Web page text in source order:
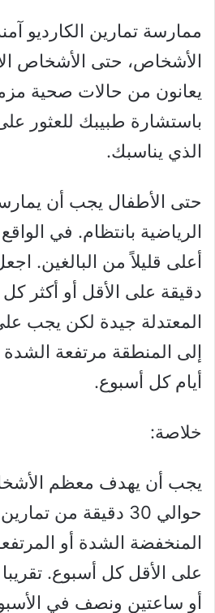
ممارسة تمارين الكارديو
الأشخاص، حتى الأشخاص
يعانون من حالات صحية
باستشارة طبيبك للعثور
الذي يناسبك.
حتى الأطفال يجب أن
الرياضية بانتظام. في
دقيقة على الأقل أو أكثر
المعتدلة جيدة لكن يجب
إلى المنطقة مرتفعة الشدة
أيام كل أسبوع.
خلاصة:
يجب أن يهدف معظم
حوالي 30 دقيقة من
المنخفضة الشدة أو
أو ساعتين ونصف في